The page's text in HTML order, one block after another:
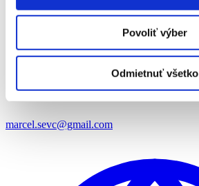
Povoliť výber
Odmietnuť všetko
marcel.sevc@gmail.com